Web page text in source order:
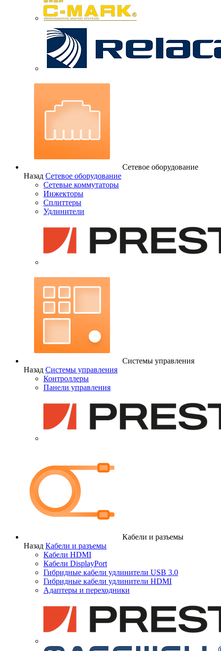
Сетевое оборудование
Назад Сетевое оборудование
Сетевые коммутаторы
Инжекторы
Сплиттеры
Удлинители
Системы управления
Назад Системы управления
Контроллеры
Панели управления
Кабели и разъемы
Назад Кабели и разъемы
Кабели HDMI
Кабели DisplayPort
Гибридные кабели удлинители USB 3.0
Гибридные кабели удлинители HDMI
Адаптеры и переходники